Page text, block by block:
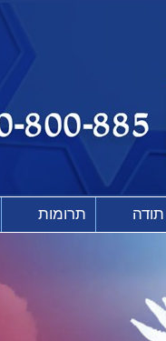
תרומות